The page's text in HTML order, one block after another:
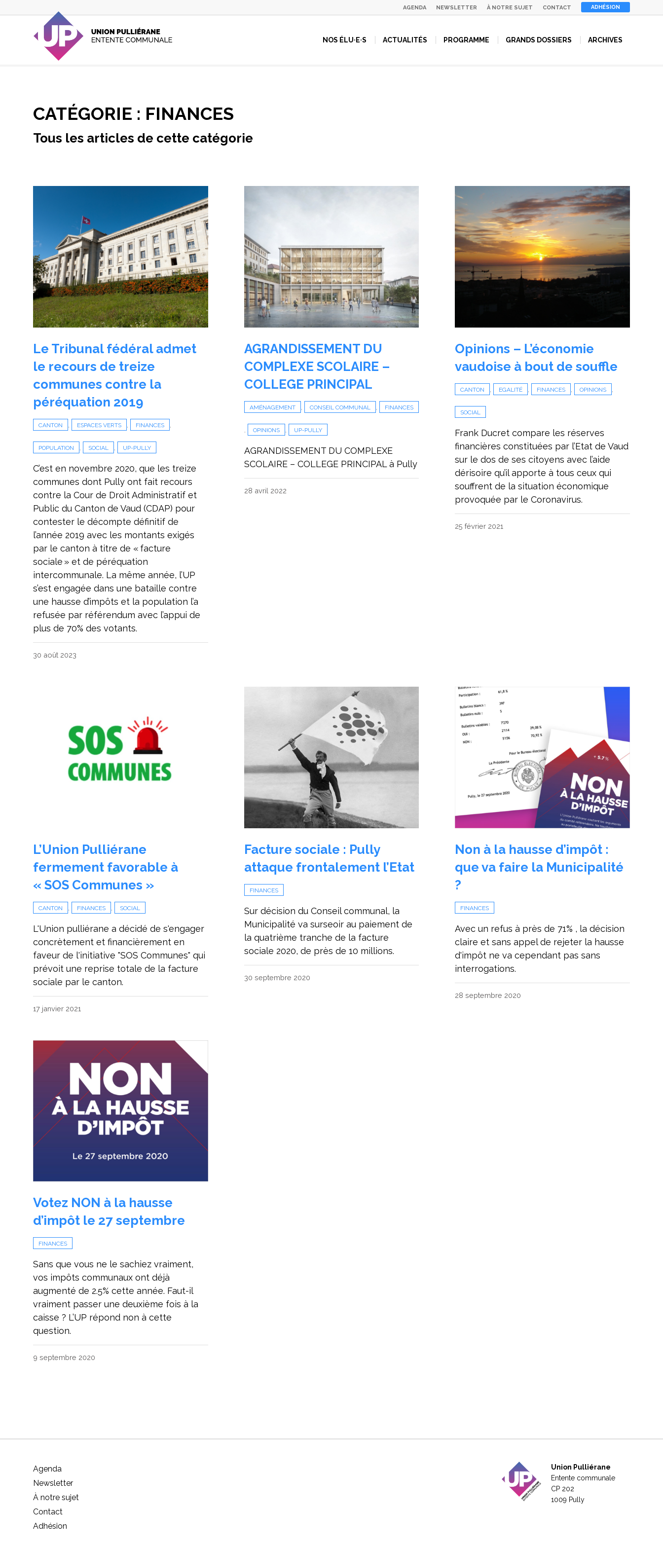
AGENDA NEWSLETTER À NOTRE SUJET CONTACT ADHÉSION
NOS ÉLU·E·S ACTUALITÉS PROGRAMME GRANDS DOSSIERS ARCHIVES
CATÉGORIE : FINANCES
Tous les articles de cette catégorie
Le Tribunal fédéral admet
le recours de treize
communes contre la
péréquation 2019
CANTON ESPACES VERTS FINANCES
POPULATION SOCIAL UP-PULLY
C’est en novembre 2020, que les treize
communes dont Pully ont fait recours
contre la Cour de Droit Administratif et
Public du Canton de Vaud (CDAP) pour
contester le décompte définitif de
l’année 2019 avec les montants exigés
par le canton à titre de « facture
sociale » et de péréquation
intercommunale. La même année, l’UP
s’est engagée dans une bataille contre
une hausse d’impôts et la population l’a
refusée par référendum avec l’appui de
plus de 70% des votants.
30 août 2023
AGRANDISSEMENT DU
COMPLEXE SCOLAIRE –
COLLEGE PRINCIPAL
AMÉNAGEMENT CONSEIL COMMUNAL FINANCES
OPINIONS UP-PULLY
AGRANDISSEMENT DU COMPLEXE
SCOLAIRE – COLLEGE PRINCIPAL à Pully
28 avril 2022
Opinions – L’économie
vaudoise à bout de souffle
CANTON EGALITÉ FINANCES OPINIONS
SOCIAL
Frank Ducret compare les réserves
financières constituées par l’Etat de Vaud
sur le dos de ses citoyens avec l’aide
dérisoire qu’il apporte à tous ceux qui
souffrent de la situation économique
provoquée par le Coronavirus.
25 février 2021
L’Union Pulliérane
fermement favorable à
« SOS Communes »
CANTON FINANCES SOCIAL
L'Union pulliérane a décidé de s'engager
concrètement et financièrement en
faveur de l'initiative "SOS Communes" qui
prévoit une reprise totale de la facture
sociale par le canton.
17 janvier 2021
Facture sociale : Pully
attaque frontalement l’Etat
FINANCES
Sur décision du Conseil communal, la
Municipalité va surseoir au paiement de
la quatrième tranche de la facture
sociale 2020, de près de 10 millions.
30 septembre 2020
Non à la hausse d’impôt :
que va faire la Municipalité
?
FINANCES
Avec un refus à près de 71% , la décision
claire et sans appel de rejeter la hausse
d'impôt ne va cependant pas sans
interrogations.
28 septembre 2020
Votez NON à la hausse
d’impôt le 27 septembre
FINANCES
Sans que vous ne le sachiez vraiment,
vos impôts communaux ont déjà
augmenté de 2.5% cette année. Faut-il
vraiment passer une deuxième fois à la
caisse ? L’UP répond non à cette
question.
9 septembre 2020
Agenda
Newsletter
À notre sujet
Contact
Adhésion
Union Pulliérane
Entente communale
CP 202
1009 Pully